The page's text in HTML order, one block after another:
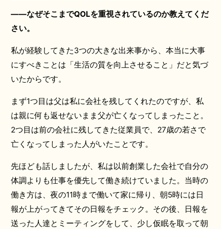
――なぜそこまでQOLを重視されているのか教えてくだ
さい。
私が経験してきた3つの大きな出来事から、本当に大事
にすべきことは「生活の質を向上させること」だと気づ
いたからです。
まず1つ目は父は私に会社を残してくれたのですが、私
は親に何も返せないまま父が亡くなってしまったこと。
2つ目は前の会社に残してきた従業員で、27歳の若さで
亡くなってしまった人がいたことです。
先ほども話しましたが、私は以前創業した会社で自分の
体調よりも仕事を優先して働き続けていました。当時の
働き方は、夜の11時まで働いて家に帰り、朝5時には日
報が上がってきてその日報をチェック。その後、日報を
送った人達とミーティングをして、少し仮眠を取って朝